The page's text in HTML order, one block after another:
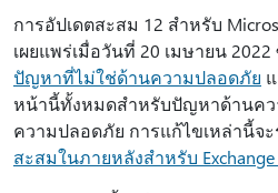
การอัปเดตสะสม 12 สําหรับ
เผยแพร่เมื่อวันที่ 20 เมษายน
ปัญหาที่ไม่ใช่ด้านความปลอดภัย
หน้านี้ทั้งหมดสําหรับปัญหาด้านค
ความปลอดภัย การแก้ไขเหล่านี้จ
สะสมในภายหลังสําหรับ Exchange